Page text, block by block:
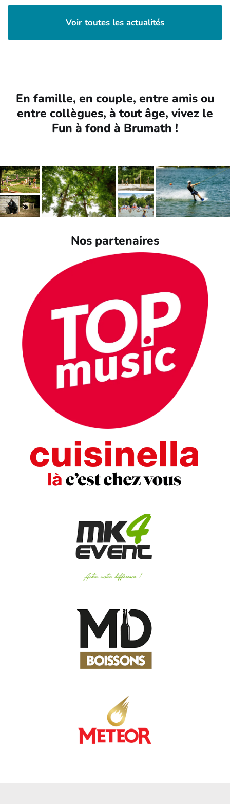
Voir toutes les actualités
En famille, en couple, entre amis ou
entre collègues, à tout âge, vivez le
Fun à fond à Brumath !
Nos partenaires